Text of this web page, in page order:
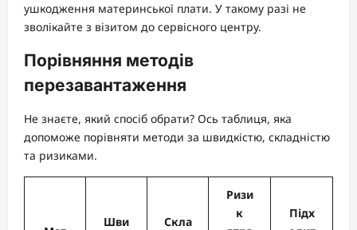
ушкодження материнської плати. У такому разі не
зволікайте з візитом до сервісного центру.
Порівняння методів
перезавантаження
Не знаєте, який спосіб обрати? Ось таблиця, яка
допоможе порівняти методи за швидкістю, складністю
та ризиками.
Шви
Скла
Ризи
к
Підх